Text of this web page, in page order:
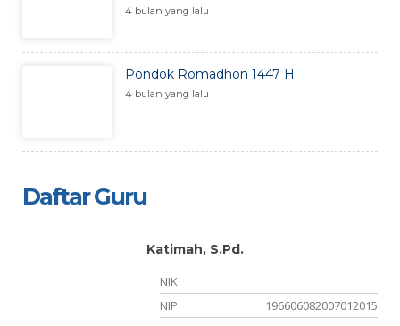
4 bulan yang lalu
Pondok Romadhon 1447 H
4 bulan yang lalu
Daftar Guru
Katimah, S.Pd.
NIK
NIP
196606082007012015